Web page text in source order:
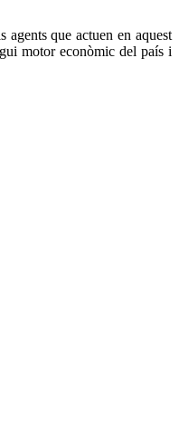
que actuen en aquest
motor econòmic del país i